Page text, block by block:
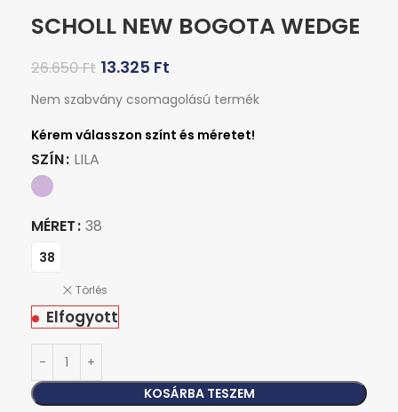
SCHOLL NEW BOGOTA WEDGE
26.650Ft 13.325 Ft
Nem szabvány csomagolású termék
SZÍN LILA
MÉRET 38
38
Törlés
Elfogyott
KOSÁRBA TESZEM